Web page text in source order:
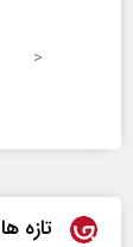
>
تازه ها